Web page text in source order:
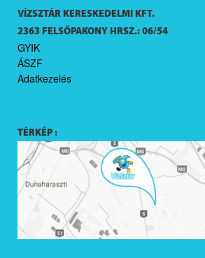
VÍZSZTÁR KERESKEDELMI KFT.
2363 FELSŐPAKONY HRSZ.: 06/54
GYIK
ÁSZF
Adatkezelés
TÉRKÉP :